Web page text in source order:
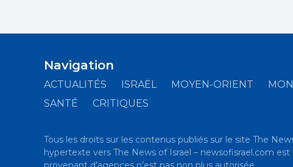
Navigation
ACTUALITÉS ISRAËL MOYEN-ORIENT
SANTÉ
CRITIQUES
Tous les droits sur les contenus publiés sur le site The
hypertexte vers The News of Israel – newsofisrael.com